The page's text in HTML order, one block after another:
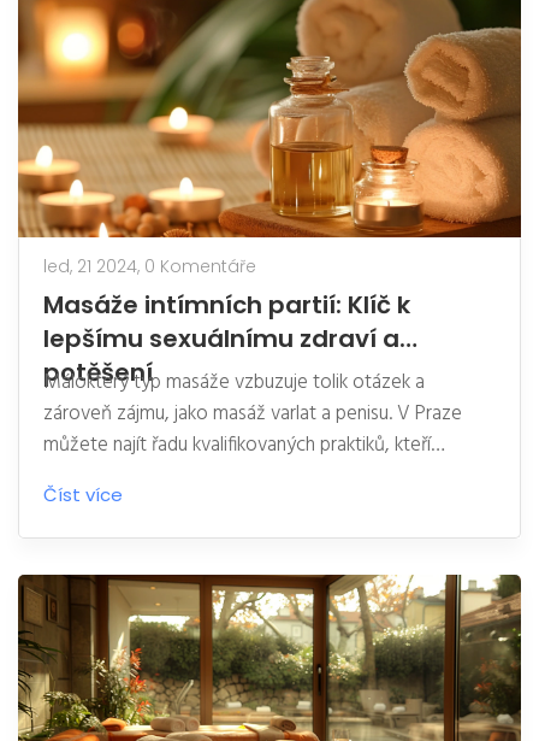
led, 21 2024, 0 Komentáře
Masáže intímních partií: Klíč k
lepšímu sexuálnímu zdraví a
potěšení
Málokterý typ masáže vzbuzuje tolik otázek a
zároveň zájmu, jako masáž varlat a penisu. V Praze
můžete najít řadu kvalifikovaných praktiků, kteří
nabízejí tyto služby s profesionálním přístupem. Tento
článek poskytuje důkladný pohled na to, co přesně
masáže varlat a penisu obnášejí, jaké jsou jejich přínosy
pro sexuální zdraví, a poskytuje praktické rady jak na
výběr správného maséra či masérky a co očekávat od
vaší první návštěvy.
Číst více